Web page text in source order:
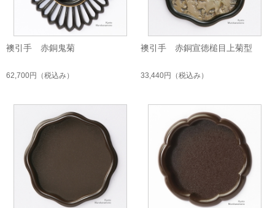
襖引手 赤銅鬼菊
62,700円 （税込み）
襖引手 赤銅宣徳槌目上菊型
33,440円 （税込み）